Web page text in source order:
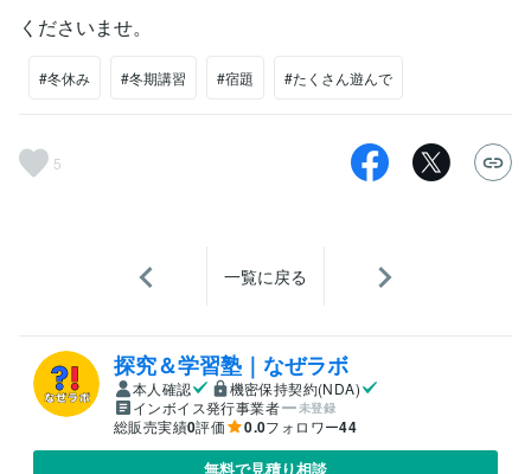
くださいませ。
#冬休み #冬期講習 #宿題 #たくさん遊んで
5
一覧に戻る
探究＆学習塾｜なぜラボ
本人確認
機密保持契約(NDA)
インボイス発行事業者
未登録
総販売実績0評価 0.0フォロワー44
無料で見積り相談